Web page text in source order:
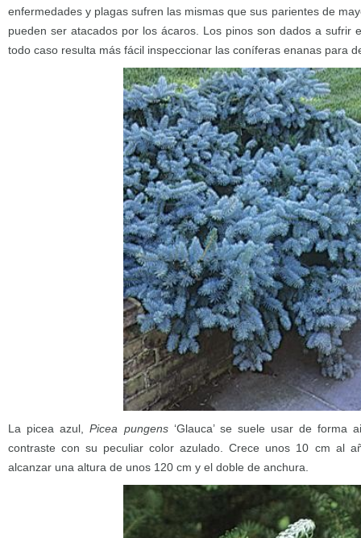
enfermedades y plagas sufren las mismas que sus parientes de
pueden ser atacados por los ácaros. Los pinos son dados a sufrir
todo caso resulta más fácil inspeccionar las coníferas enanas para
La picea azul,Picea pungens‘Glauca’ se suele usar de forma
contraste con su peculiar color azulado. Crece unos 10 cm al
alcanzar una altura de unos 120 cm y el doble de anchura.